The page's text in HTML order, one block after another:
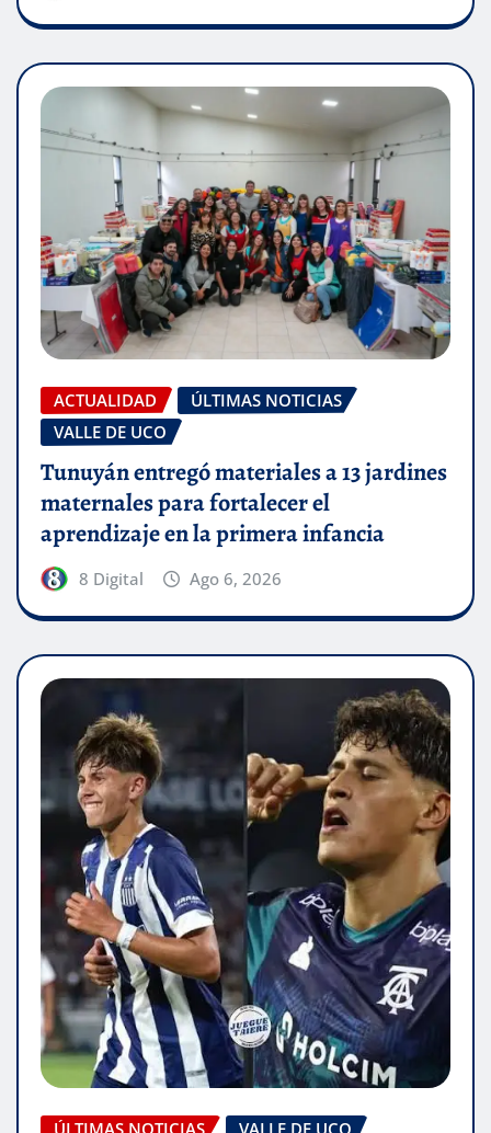
ACTUALIDAD
ÚLTIMAS NOTICIAS
VALLE DE UCO
Tunuyán entregó materiales a 13 jardines
maternales para fortalecer el
aprendizaje en la primera infancia
8 Digital Ago 6, 2026
ÚLTIMAS NOTICIAS VALLE DE UCO